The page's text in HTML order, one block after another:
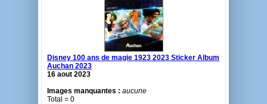
Disney 100 ans de magie 1923 2023 Sticker Album
Auchan 2023
16 aout 2023
Images manquantes : aucune
Total = 0